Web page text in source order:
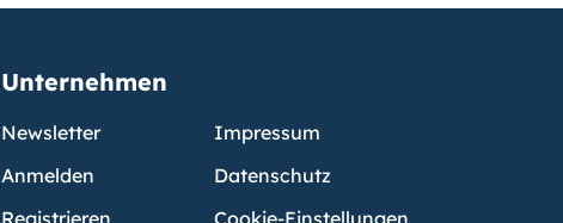
Unternehmen
Newsletter
Anmelden
Impressum
Datenschutz